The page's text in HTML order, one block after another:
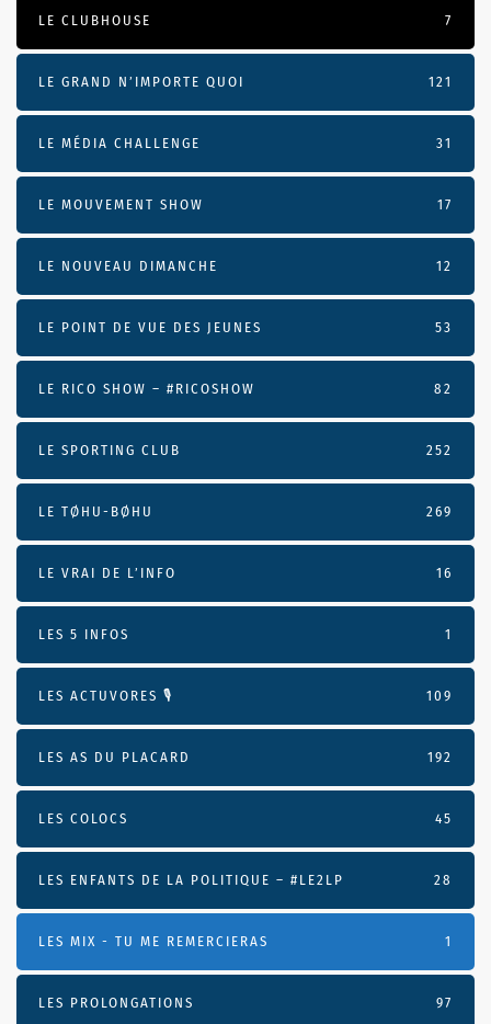
LE CLUBHOUSE 7
LE GRAND N’IMPORTE QUOI 121
LE MÉDIA CHALLENGE 31
LE MOUVEMENT SHOW 17
LE NOUVEAU DIMANCHE 12
LE POINT DE VUE DES JEUNES 53
LE RICO SHOW – #RICOSHOW 82
LE SPORTING CLUB 252
LE TØHU-BØHU 269
LE VRAI DE L’INFO 16
LES 5 INFOS 1
LES ACTUVORES 🎙 109
LES AS DU PLACARD 192
LES COLOCS 45
LES ENFANTS DE LA POLITIQUE – #LE2LP 28
LES MIX - TU ME REMERCIERAS 1
LES PROLONGATIONS 97